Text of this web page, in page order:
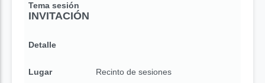
Tema sesión
INVITACIÓN
Detalle
Lugar Recinto de sesiones